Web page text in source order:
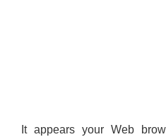
It appears your Web